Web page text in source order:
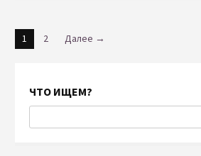
1 2 Далее →
ЧТО ИЩЕМ?